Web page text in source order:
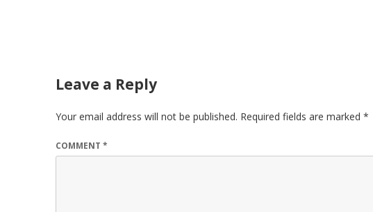
Leave a Reply
Your email address will not be published. Required fields are marked *
COMMENT *